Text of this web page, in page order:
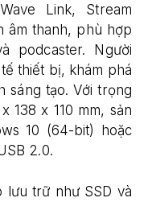
Link, Stream
âm thanh, phù hợp
podcaster. Người
thiết bị, khám phá
sáng tạo. Với trọng
138 x 110 mm, sản
10 (64-bit) hoặc
2.0.
lưu trữ như SSD và